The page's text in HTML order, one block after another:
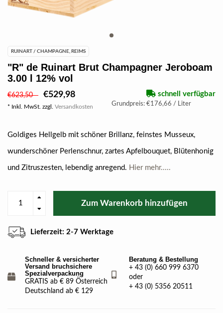
RUINART / CHAMPAGNE, REIMS
"R" de Ruinart Brut Champagner Jeroboam
3.00 l 12% vol
€623,50 €529,98
* Inkl. MwSt. zzgl. Versandkosten
schnell verfügbar
Grundpreis: €176,66 / Liter
Goldiges Hellgelb mit schöner Brillanz, feinstes Musseux,
wunderschöner Perlenschnur, zartes Apfelbouquet, Blütenhonig
und Zitruszesten, lebendig anregend. Hier mehr.....
Zum Warenkorb hinzufügen
Lieferzeit: 2-7 Werktage
Schneller & versicherter
Versand bruchsichere
Spezialverpackung
GRATIS ab € 89 Österreich
Deutschland ab € 129
Beratung & Bestellung
+ 43 (0) 660 999 6370
oder
+ 43 (0) 5356 20511